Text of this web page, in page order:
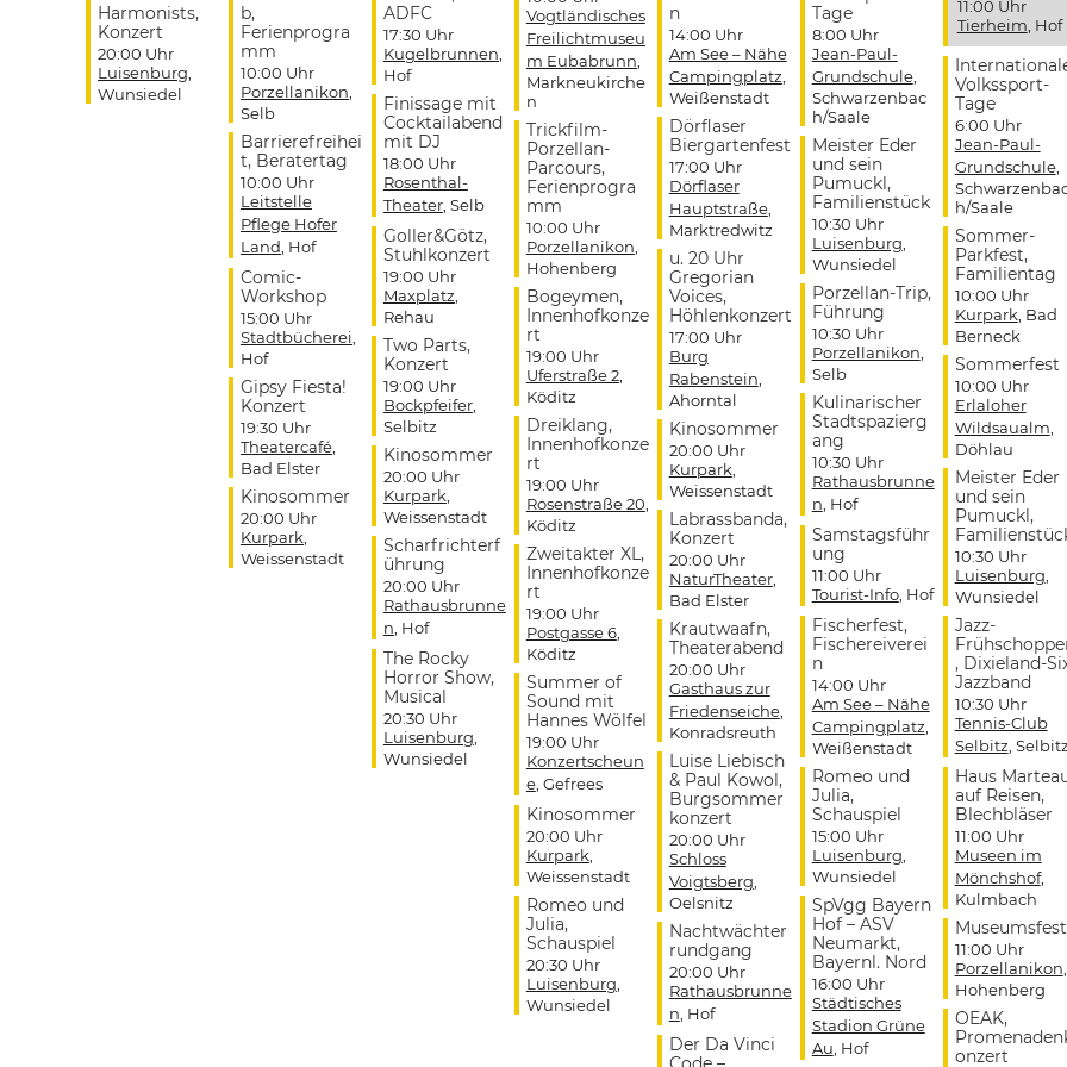
Harmonists,
Konzert
20:00 Uhr
Luisenburg
Wunsiedel
b,
Ferienprogra
mm
10:00 Uhr
Porzellanikon
Selb
Barrierefreihei
t, Beratertag
10:00 Uhr
Leitstelle
Pflege Hofer
Land , Hof
Comic-
Workshop
15:00 Uhr
Stadtbücherei
Hof
Gipsy Fiesta!
Konzert
19:30 Uhr
Theatercafé,
Bad Elster
Kinosommer
20:00 Uhr
Kurpark
Weissenstadt
ADFC
17:30 Uhr
Kugelbrunnen
Hof
Finissage mit
Cocktailabend
mit DJ
18:00 Uhr
Rosenthal-
Theater, Selb
Goller&Götz,
Stuhlkonzert
19:00 Uhr
Maxplatz
Rehau
Two Parts,
Konzert
19:00 Uhr
Bockpfeifer,
Selbitz
Kinosommer
20:00 Uhr
Kurpark
Weissenstadt
Scharfrichterf
ührung
20:00 Uhr
Rathausbrunne
n , Hof
The Rocky
Horror Show,
Musical
20:30 Uhr
Luisenburg
Wunsiedel
Vogtländisches
Freilichtmuseu
m Eubabrunn
Markneukirche
n
Trickfilm-
Porzellan-
Parcours,
Ferienprogra
mm
10:00 Uhr
Porzellanikon
Hohenberg
Bogeymen,
Innenhofkonze
rt
19:00 Uhr
Uferstraße 2,
Köditz
Dreiklang,
Innenhofkonze
rt
19:00 Uhr
Rosenstraße 20
Köditz
Zweitakter XL,
Innenhofkonze
rt
19:00 Uhr
Postgasse 6,
Köditz
Summer of
Sound mit
Hannes Wölfel
19:00 Uhr
Konzertscheun
e, Gefrees
Kinosommer
20:00 Uhr
Kurpark
Weissenstadt
Romeo und
Julia,
Schauspiel
20:30 Uhr
Luisenburg
Wunsiedel
n
14:00 Uhr
Am See – Nähe
Campingplatz
Weißenstadt
Dörflaser
Biergartenfest
17:00 Uhr
Dörflaser
Hauptstraße,
Marktredwitz
u. 20 Uhr
Gregorian
Voices,
Höhlenkonzert
17:00 Uhr
Burg
Rabenstein
Ahorntal
Kinosommer
20:00 Uhr
Kurpark
Weissenstadt
Labrassbanda,
Konzert
20:00 Uhr
NaturTheater,
Bad Elster
Krautwaafn,
Theaterabend
20:00 Uhr
Gasthaus zur
Friedenseiche,
Konradsreuth
Luise Liebisch
& Paul Kowol,
Burgsommer
konzert
20:00 Uhr
Schloss
Voigtsberg
Oelsnitz
Nachtwächter
rundgang
20:00 Uhr
Rathausbrunne
n , Hof
Der Da Vinci
Tage
8:00 Uhr
Jean-Paul-
Grundschule,
Schwarzenbac
h/Saale
Meister Eder
und sein
Pumuckl,
Familienstück
10:30 Uhr
Luisenburg
Wunsiedel
Porzellan-Trip,
Führung
10:30 Uhr
Porzellanikon
Selb
Kulinarischer
Stadtspazierg
ang
10:30 Uhr
Rathausbrunne
n , Hof
Samstagsführ
ung
11:00 Uhr
Tourist-Info, Hof
Fischerfest,
Fischereiverei
n
14:00 Uhr
Am See – Nähe
Campingplatz
Weißenstadt
Romeo und
Julia,
Schauspiel
15:00 Uhr
Luisenburg
Wunsiedel
SpVgg Bayern
Hof – ASV
Neumarkt,
Bayernl. Nord
16:00 Uhr
Städtisches
Stadion Grüne
Au , Hof
11:00 Uhr
Tierheim , Hof
Volkssport-
Tage
6:00 Uhr
Jean-Paul-
Grundschule,
h/Saale
Sommer-
Parkfest,
Familientag
10:00 Uhr
Kurpark , Bad
Berneck
Sommerfest
10:00 Uhr
Erlaloher
Wildsaualm
Döhlau
Meister Eder
und sein
Pumuckl,
10:30 Uhr
Luisenburg
Wunsiedel
Jazz-
, Dixieland-
Jazzband
10:30 Uhr
Tennis-Club
Selbitz ,
Haus
auf Reisen,
Blechbläser
11:00 Uhr
Museen im
Mönchshof,
Kulmbach
Museumsfest
11:00 Uhr
Porzellanikon
Hohenberg
OEAK,
onzert